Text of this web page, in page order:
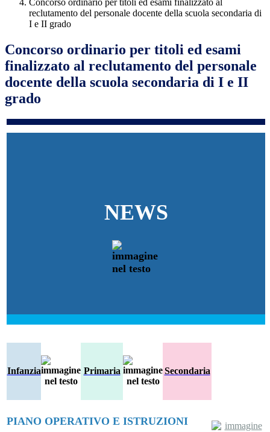
Concorso ordinario per titoli ed esami finalizzato al
reclutamento del personale docente della scuola secondaria di
I e II grado
Concorso ordinario per titoli ed esami
finalizzato al reclutamento del personale
docente della scuola secondaria di I e II
grado
NEWS
Infanzia Primaria Secondaria
PIANO OPERATIVO E ISTRUZIONI